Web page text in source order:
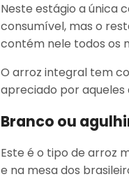
Neste estágio a única
consumível, mas o
contém nele todos os
O arroz integral tem
apreciado por aqueles
Branco ou
Este é o tipo de arroz
e na mesa dos